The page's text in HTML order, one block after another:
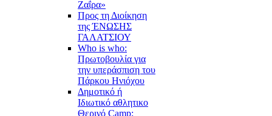
Ζαΐρα»
Προς τη Διοίκηση
της ΈΝΩΣΗΣ
ΓΑΛΑΤΣΙΟΥ
Who is who:
Πρωτοβουλία για
την υπεράσπιση του
Πάρκου Ηνιόχου
Δημοτικό ή
Ιδιωτικό αθλητικο
Θερινό Camp;